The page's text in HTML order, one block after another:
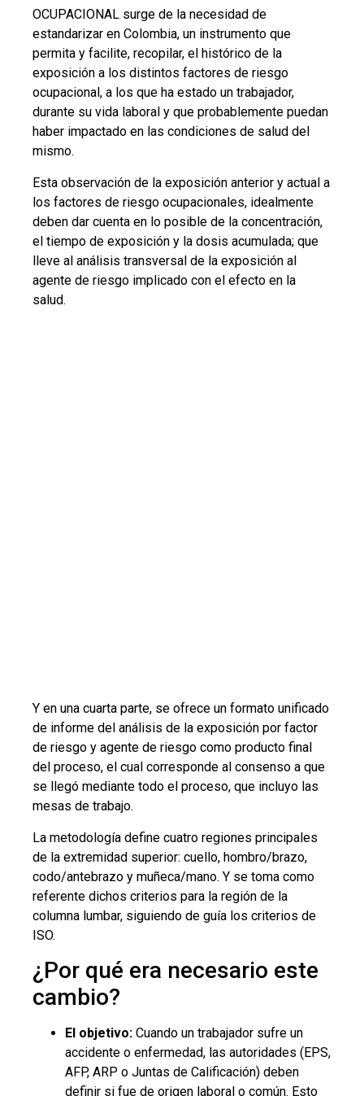
OCUPACIONAL surge de la necesidad de
estandarizar en Colombia, un instrumento que
permita y facilite, recopilar, el histórico de la
exposición a los distintos factores de riesgo
ocupacional, a los que ha estado un trabajador,
durante su vida laboral y que probablemente puedan
haber impactado en las condiciones de salud del
mismo.
Esta observación de la exposición anterior y actual a
los factores de riesgo ocupacionales, idealmente
deben dar cuenta en lo posible de la concentración,
el tiempo de exposición y la dosis acumulada; que
lleve al análisis transversal de la exposición al
agente de riesgo implicado con el efecto en la
salud.
Y en una cuarta parte, se ofrece un formato unificado
de informe del análisis de la exposición por factor
de riesgo y agente de riesgo como producto final
del proceso, el cual corresponde al consenso a que
se llegó mediante todo el proceso, que incluyo las
mesas de trabajo.
La metodología define cuatro regiones principales
de la extremidad superior: cuello, hombro/brazo,
codo/antebrazo y muñeca/mano. Y se toma como
referente dichos criterios para la región de la
columna lumbar, siguiendo de guía los criterios de
ISO.
¿Por qué era necesario este
cambio?
El objetivo: Cuando un trabajador sufre un
accidente o enfermedad, las autoridades (EPS,
AFP, ARP o Juntas de Calificación) deben
definir si fue de origen laboral o común. Esto